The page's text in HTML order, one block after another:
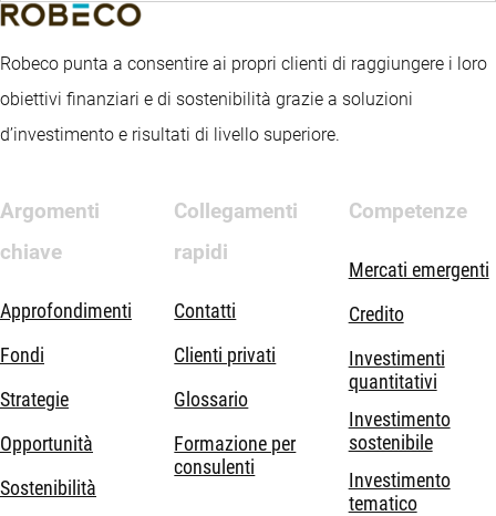
Robeco punta a consentire ai propri clienti di raggiungere i loro
obiettivi finanziari e di sostenibilità grazie a soluzioni
d’investimento e risultati di livello superiore.
Argomenti
chiave
Approfondimenti
Fondi
Strategie
Opportunità
Sostenibilità
Collegamenti
rapidi
Contatti
Clienti privati
Glossario
Formazione per
consulenti
Competenze
Mercati emergenti
Credito
Investimenti
quantitativi
Investimento
sostenibile
Investimento
tematico